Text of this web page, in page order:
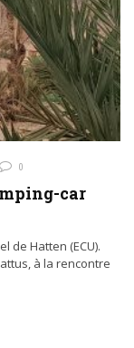
0
car
de Hatten (ECU).
à la rencontre